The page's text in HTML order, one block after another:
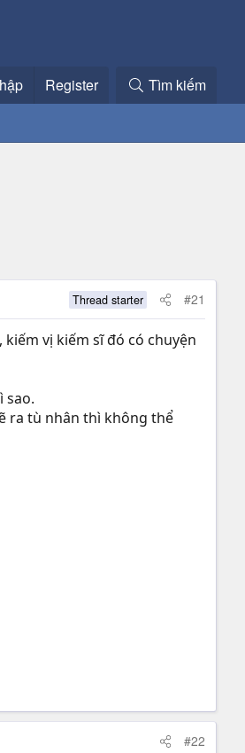
Register Tìm kiếm
Thread starter #21
vị kiếm sĩ đó có chuyện
sao.
ra tù nhân thì không thể
#22